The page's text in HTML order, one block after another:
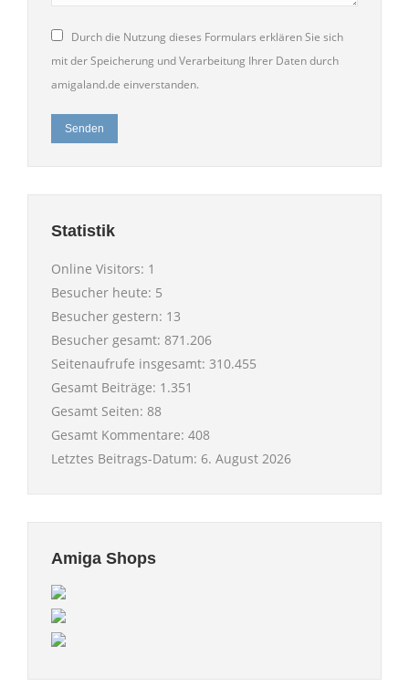
Durch die Nutzung dieses Formulars erklären Sie sich
mit der Speicherung und Verarbeitung Ihrer Daten durch
amigaland.de einverstanden.
Senden
Statistik
Online Visitors: 1
Besucher heute: 5
Besucher gestern: 13
Besucher gesamt: 871.206
Seitenaufrufe insgesamt: 310.455
Gesamt Beiträge: 1.351
Gesamt Seiten: 88
Gesamt Kommentare: 408
Letztes Beitrags-Datum: 6. August 2026
Amiga Shops